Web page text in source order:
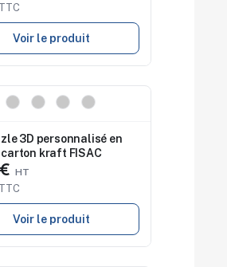
Voir le produit
3D personnalisé en
carton kraft FISAC
Voir le produit